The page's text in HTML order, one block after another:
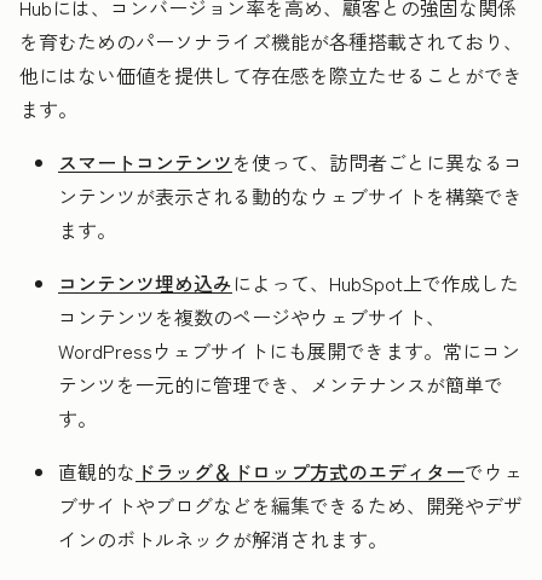
Hubには、コンバージョン率を高め、顧客との強固な関係
を育むためのパーソナライズ機能が各種搭載されており、
他にはない価値を提供して存在感を際立たせることができ
ます。
スマートコンテンツを使って、訪問者ごとに異なるコ
ンテンツが表示される動的なウェブサイトを構築でき
ます。
コンテンツ埋め込みによって、HubSpot上で作成した
コンテンツを複数のページやウェブサイト、
WordPressウェブサイトにも展開できます。常にコン
テンツを一元的に管理でき、メンテナンスが簡単で
す。
直観的な ドラッグ＆ドロップ方式のエディターでウェ
ブサイトやブログなどを編集できるため、開発やデザ
インのボトルネックが解消されます。